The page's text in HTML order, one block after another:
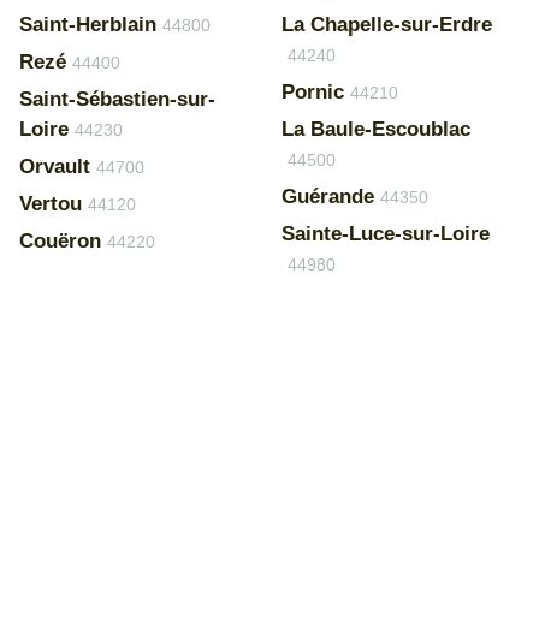
Saint-Herblain 44800
Rezé 44400
Saint-Sébastien-sur-
Loire 44230
Orvault 44700
Vertou 44120
Couëron 44220
La Chapelle-sur-Erdre
44240
Pornic 44210
La Baule-Escoublac
44500
Guérande 44350
Sainte-Luce-sur-Loire
44980